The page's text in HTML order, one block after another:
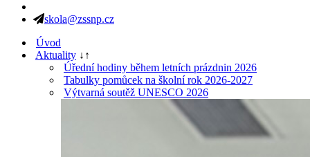
skola@zssnp.cz
Úvod
Aktuality ↓ ↑
Úřední hodiny během letních prázdnin 2026
Tabulky pomůcek na školní rok 2026-2027
Výtvarná soutěž UNESCO 2026